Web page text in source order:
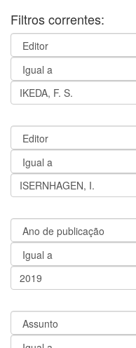
Filtros correntes: